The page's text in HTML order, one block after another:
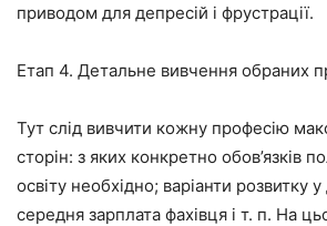
приводом для депресій і фрустрації.
Етап 4. Детальне вивчення обраних
Тут слід вивчити кожну професію
сторін: з яких конкретно обов’язків
освіту необхідно; варіанти розвитку
середня зарплата фахівця і т. п. На